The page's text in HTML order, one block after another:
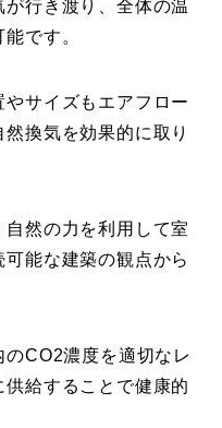
行き渡り、全体の温
です。
サイズもエアフロー
換気を効果的に取り
然の力を利用して室
能な建築の観点から
CO2濃度を適切なレ
給することで健康的